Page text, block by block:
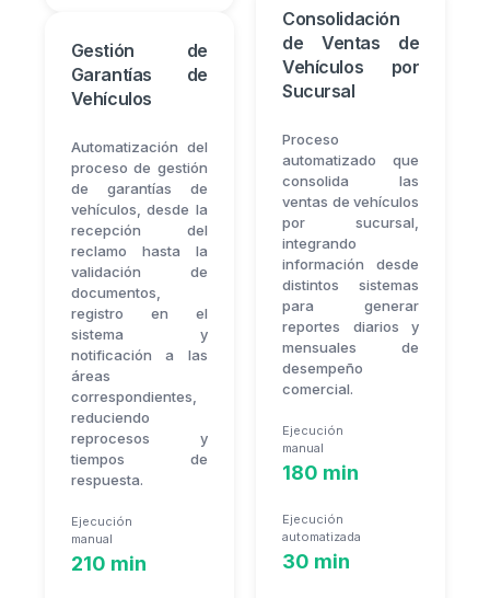
Gestión de
Garantías de
Vehículos
Automatización del
proceso de gestión
de garantías de
vehículos, desde la
recepción del
reclamo hasta la
validación de
documentos,
registro en el
sistema y
notificación a las
áreas
correspondientes,
reduciendo
reprocesos y
tiempos de
respuesta.
Ejecución
manual
210 min
Consolidación
de Ventas de
Vehículos por
Sucursal
Proceso
automatizado que
consolida las
ventas de vehículos
por sucursal,
integrando
información desde
distintos sistemas
para generar
reportes diarios y
mensuales de
desempeño
comercial.
Ejecución
manual
180 min
Ejecución
automatizada
30 min